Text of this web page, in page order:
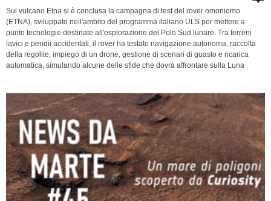
Sul vulcano Etna si è conclusa la campagna di test del rover omoniomo
(ETNA), sviluppato nell'ambito del programma italiano ULS per mettere a
punto tecnologie destinate all'esplorazione del Polo Sud lunare. Tra terreni
lavici e pendii accidentati, il rover ha testato navigazione autonoma, raccolta
della regolite, impiego di un drone, gestione di scenari di guasto e ricarica
automatica, simulando alcune delle sfide che dovrà affrontare sulla Luna